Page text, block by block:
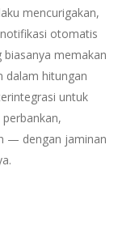
mencurigakan,
otomatis
biasanya memakan
dalam hitungan
untuk
— dengan jaminan